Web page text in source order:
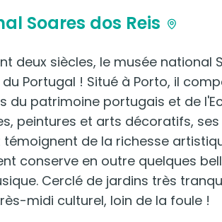
Soares dos Reis
deux siècles, le musée national
Portugal ! Situé à Porto, il
du patrimoine portugais et de
peintures et arts décoratifs,
de la richesse
conserve en outre quelques
Cerclé de jardins très
midi culturel, loin de la foule !